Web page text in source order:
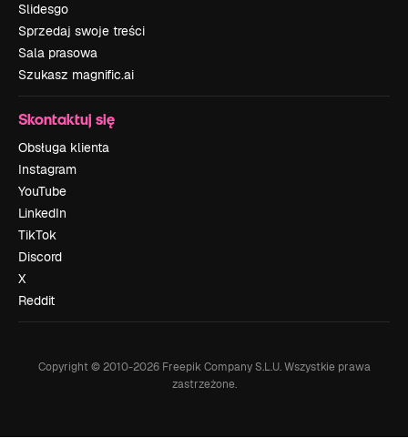
Slidesgo
Sprzedaj swoje treści
Sala prasowa
Szukasz magnific.ai
Skontaktuj się
Obsługa klienta
Instagram
YouTube
LinkedIn
TikTok
Discord
X
Reddit
Copyright © 2010-2026Freepik Company S.L.U. Wszystkie prawa
zastrzeżone.